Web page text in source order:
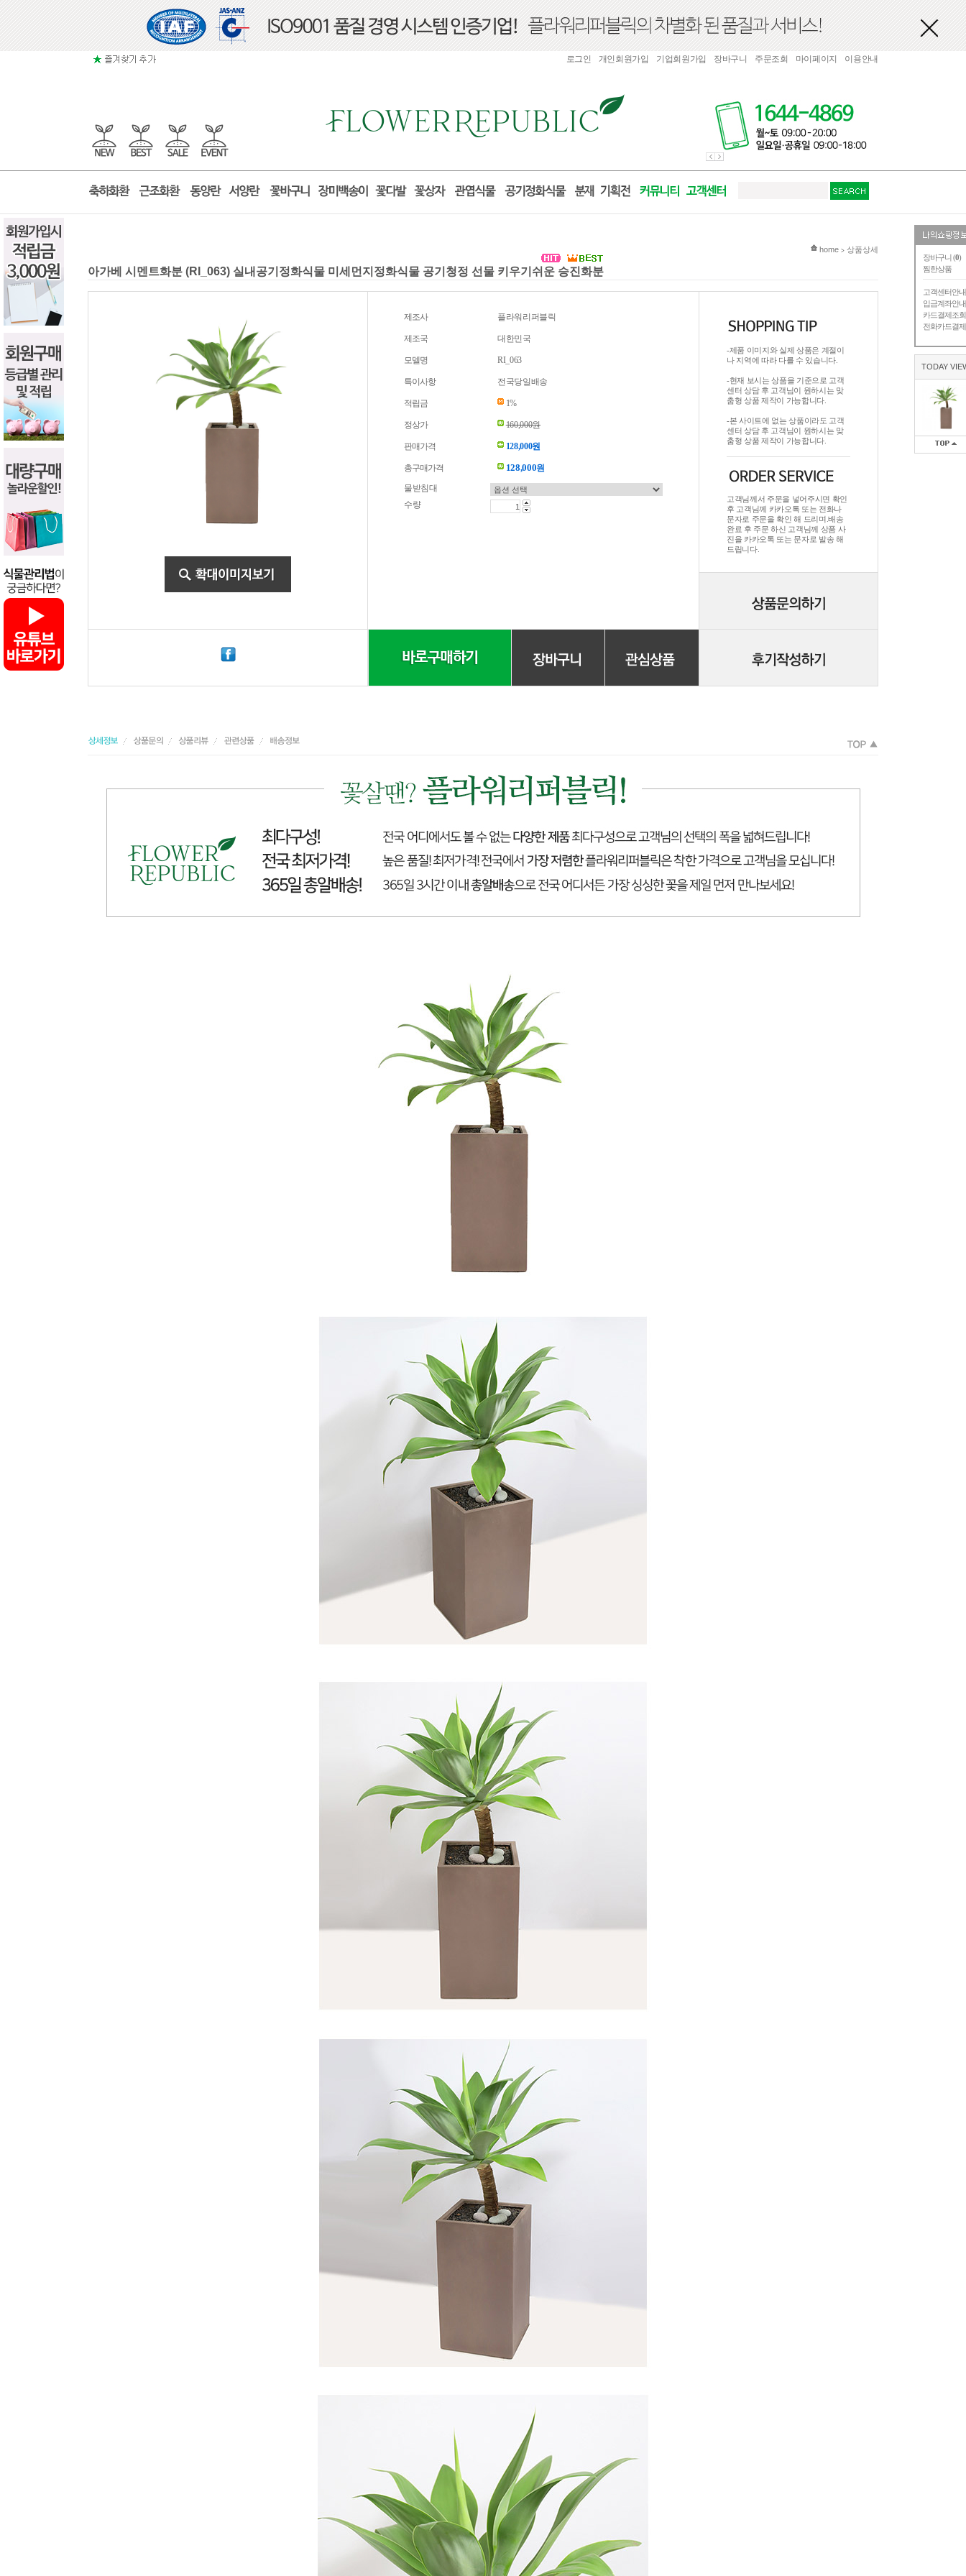
장바구니 (0)
찜한상품
고객센터안내
입금계좌안내
카드결제조회
전화카드결제
TODAY
로그인 개인회원가입 기업회원가입 장바구니 주문조회 마이페이지 이용안내
현재 위치
home > 상품상세
아가베 시멘트화분 (RI_063) 실내공기정화식물 미세먼지정화식물 공기청정 선물 키우기쉬운 승진화분
제조사 플라워리퍼블릭
제조국 대한민국
모델명 RI_063
특이사항 전국당일배송
적립금 1%
정상가 160,000원
판매가격 128,000원
총구매가격 128,000원
물받침대
수량
-제품 이미지와 실제 상품은 계절이
나 지역에 따라 다를 수 있습니다.
-현재 보시는 상품을 기준으로 고객
센터 상담 후 고객님이 원하시는 맞
춤형 상품 제작이 가능합니다.
-본 사이트에 없는 상품이라도 고객
센터 상담 후 고객님이 원하시는 맞
춤형 상품 제작이 가능합니다.
고객님께서 주문을 넣어주시면 확인
후 고객님께 카카오톡 또는 전화나
문자로 주문을 확인 해 드리며.배송
완료 후 주문 하신 고객님께 상품 사
진을 카카오톡 또는 문자로 발송 해
드립니다.